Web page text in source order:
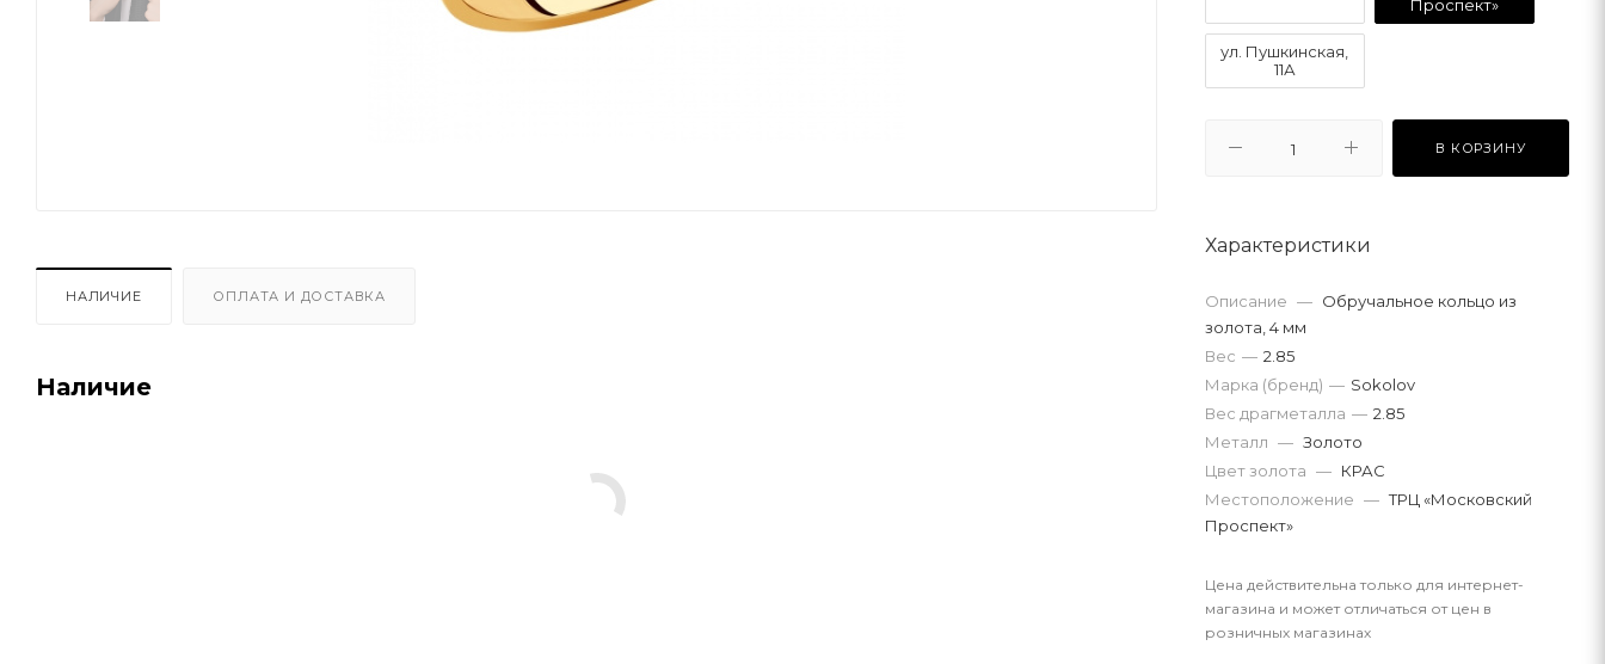
НАЛИЧИЕ ОПЛАТА И ДОСТАВКА
Наличие
Проспект»
ул. Пушкинская,
11А
В КОРЗИНУ
Характеристики
Описание — Обручальное кольцо из
золота, 4 мм
Вес драгметалла — 2.85
Марка (бренд) — Sokolov
Вес — 2.85
Металл — Золото
Цвет золота — КРАС
Местоположение — ТРЦ «Московский
Проспект»
Цена действительна только для интернет-
магазина и может отличаться от цен в
розничных магазинах